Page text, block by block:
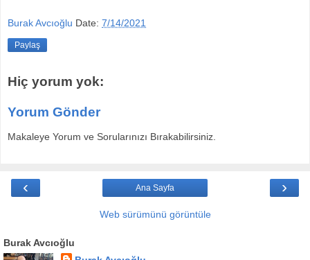
Burak Avcıoğlu Date: 7/14/2021
Paylaş
Hiç yorum yok:
Yorum Gönder
Makaleye Yorum ve Sorularınızı Bırakabilirsiniz.
‹ ›
Ana Sayfa
Web sürümünü görüntüle
Burak Avcıoğlu